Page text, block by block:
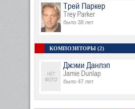
Трей Паркер
Trey Parker
было 38 лет
КОМПОЗИТОРЫ (2)
Джэми Данлэп
Jamie Dunlap
было 47 лет